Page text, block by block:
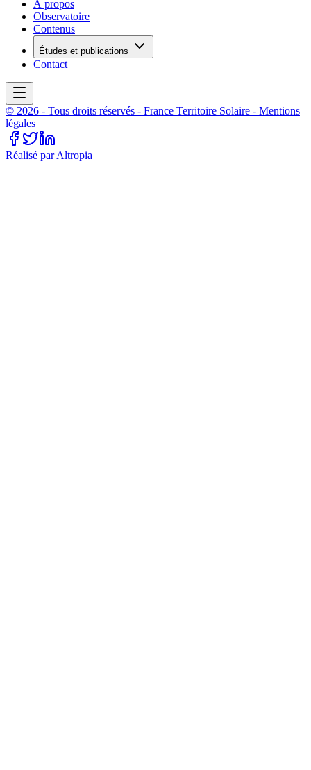
À propos
Observatoire
Contenus
Études et publications
Contact
© 2026 - Tous droits réservés - France Territoire Solaire - Mentions
légales
Réalisé par Altropia